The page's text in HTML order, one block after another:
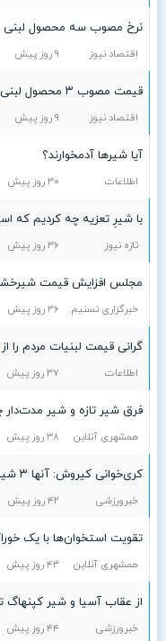
نرخ مصوب سه محصول لبنی
اقتصاد نیوز ٩ روز پیش
قیمت مصوب ٣ محصول لبنی پرمصرف اعلام شد
اقتصاد نیوز ٩ روز پیش
آیا شیرها آدمخوارند؟
اطلاعات ٣۰ روز پیش
با شیرِ تعزیه چه کردیم که
تازه نیوز ٣۶ روز پیش
خبرگزاری تسنیم ٣۶ روز پیش
گرانی قیمت لبنیات مردم را
اطلاعات ٣۷ روز پیش
فرق شیر تازه و شیر
همشهری آنلاین ٣۸ روز پیش
خبرورزشی ۴۲ روز پیش
تقویت استخوان‌ها با یک
همشهری آنلاین ۴٣ روز پیش
خبرورزشی ۴۴ روز پیش